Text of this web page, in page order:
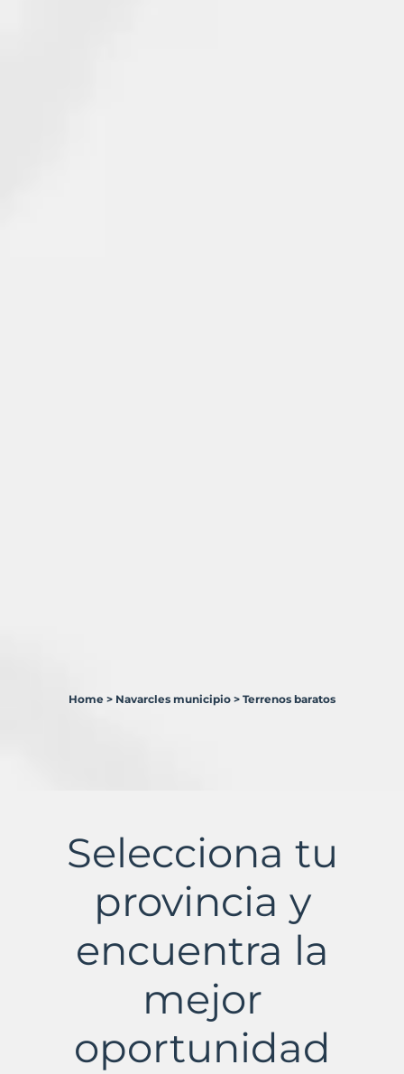
Murbalands
Home > Navarcles municipio > Terrenos baratos
Selecciona tu
provincia y
encuentra la
mejor
oportunidad